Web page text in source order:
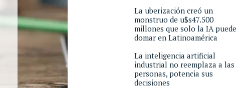
La uberización creó un
monstruo de u$s47.500
millones que solo la IA puede
domar en Latinoamérica
La inteligencia artificial
industrial no reemplaza a las
personas, potencia sus
decisiones